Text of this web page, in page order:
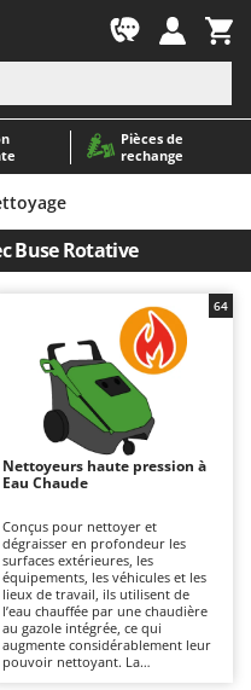
Pièces de
rechange
autoportés
gazon
terre pour tracteur
tracteurs
Buse Rotative
Nettoyeurs haute pression à
Eau Chaude
Conçus pour nettoyer et
dégraisser en profondeur les
surfaces extérieures, les
équipements, les véhicules et les
lieux de travail, ils utilisent de
l’eau chauffée par une chaudière
au gazole intégrée, ce qui
augmente considérablement leur
pouvoir nettoyant. La
64